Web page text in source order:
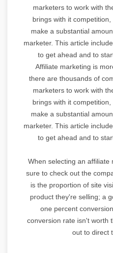
marketers to work with
brings with it
make a substantial
marketer. This article
to get ahead and to
Affiliate marketing is
there are thousands of
marketers to work with
brings with it
make a substantial
marketer. This article
to get ahead and to
When selecting an affiliate
sure to check out the
is the proportion of site
product they're selling; a
one percent
conversion rate isn't worth
out to direct